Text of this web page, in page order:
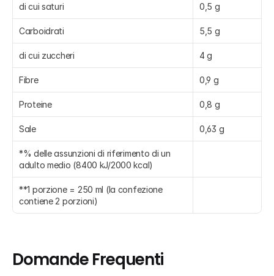
di cui saturi 0,5 g
Carboidrati 5,5 g
di cui zuccheri 4 g
Fibre 0,9 g
Proteine 0,8 g
Sale 0,63 g
*% delle assunzioni di riferimento di un
adulto medio (8400 kJ/2000 kcal)
**1 porzione = 250 ml (la confezione
contiene 2 porzioni)
Domande Frequenti